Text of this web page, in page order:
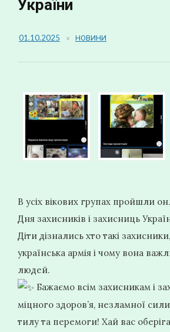
України
01.10.2025 НОВИНИ
В усіх вікових групах пройшли
Дня захисників і захисниць
Діти дізнались хто такі
українська армія і чому вона
людей.
Бажаємо всім захисникам і
міцного здоров’я, незламної
тилу та перемоги! Хай вас